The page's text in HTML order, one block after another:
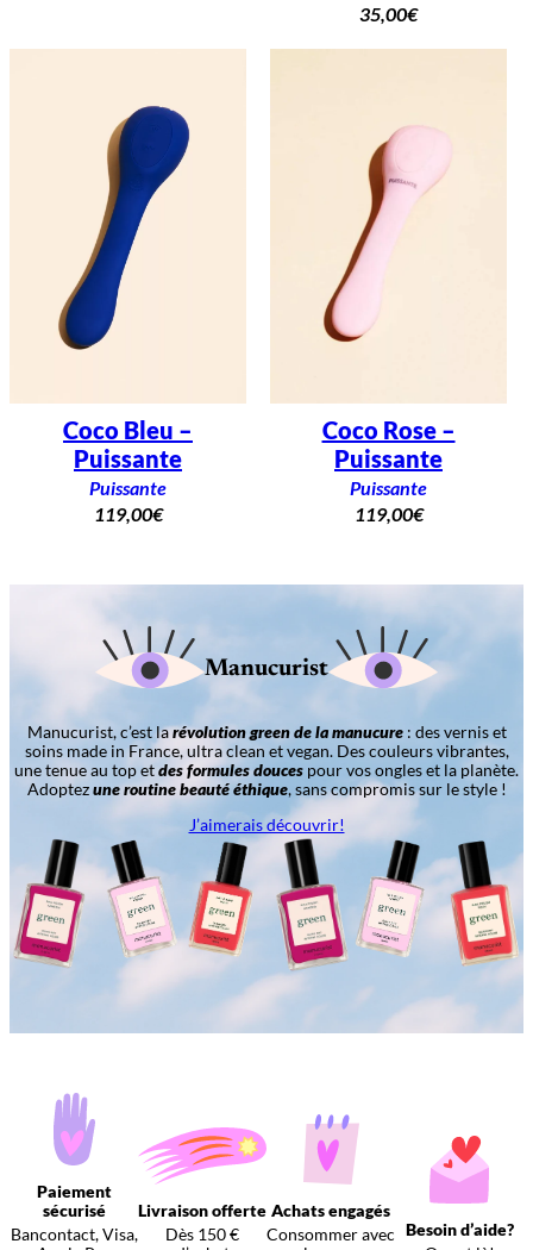
35,00€
Coco Bleu –
Puissante
Puissante
119,00€
Coco Rose –
Puissante
Puissante
119,00€
Manucurist
Manucurist, c’est larévolution green de la manucure: des vernis et
soins made in France, ultra clean et vegan. Des couleurs vibrantes,
une tenue au top etdes formules douces pour vos ongles et la planète.
Adoptezune routine beauté éthique, sans compromis sur le style !
J’aimerais découvrir!
Paiement
sécurisé
Bancontact, Visa,
Livraison offerte
Dès 150 €
Achats engagés
Consommer avec Besoin d’aide?